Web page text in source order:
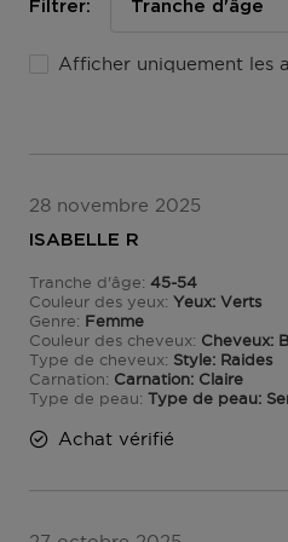
Après réception de votre
supplémentaire de 14 jours
Échange ou retour en
ous pouvez également
chez vous. Vous n’avez
Veuillez apporter votre
Accédez à plus
D'autres questions sur la
Filtrer: Tranche d'âge
Afficher uniquement les
28 novembre 2025
ISABELLE R
Tranche d'âge
De 45 à 54
45-54
Couleur des yeux Yeux: Verts
Genre
Femme
Couleur des cheveux Cheveux:
Type de cheveux Style: Raides
Carnation
Carnation: Claire
Type de peau Type de peau:
Achat vérifié